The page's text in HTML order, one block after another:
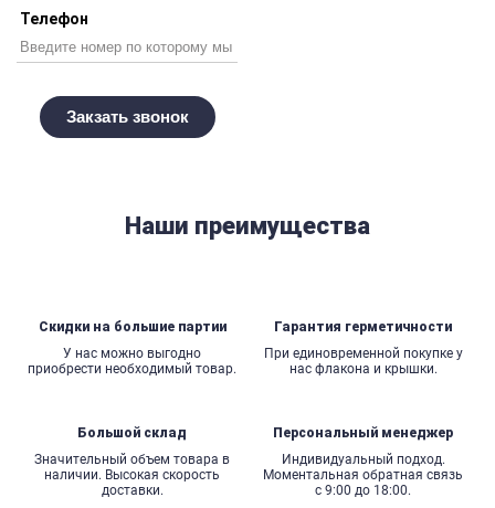
Телефон
Наши преимущества
Скидки на большие партии
У нас можно выгодно
приобрести необходимый товар.
Гарантия герметичности
При единовременной покупке у
нас флакона и крышки.
Большой склад
Значительный объем товара в
наличии. Высокая скорость
доставки.
Персональный менеджер
Индивидуальный подход.
Моментальная обратная связь
с 9:00 до 18:00.